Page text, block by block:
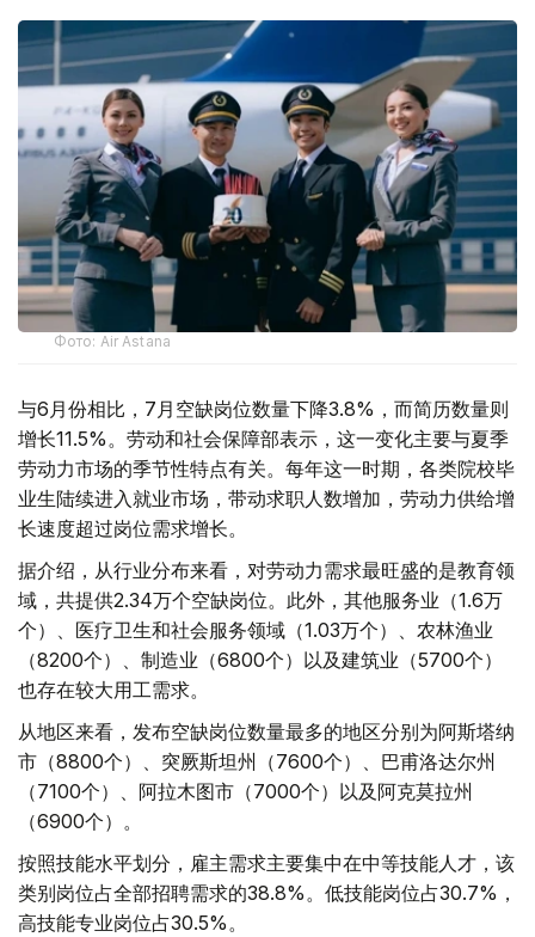
Фото: Air Astana
与6月份相比，7月空缺岗位数量下降3.8%，而简历数量则
增长11.5%。劳动和社会保障部表示，这一变化主要与夏季
劳动力市场的季节性特点有关。每年这一时期，各类院校毕
业生陆续进入就业市场，带动求职人数增加，劳动力供给增
长速度超过岗位需求增长。
据介绍，从行业分布来看，对劳动力需求最旺盛的是教育领
域，共提供2.34万个空缺岗位。此外，其他服务业（1.6万
个）、医疗卫生和社会服务领域（1.03万个）、农林渔业
（8200个）、制造业（6800个）以及建筑业（5700个）
也存在较大用工需求。
从地区来看，发布空缺岗位数量最多的地区分别为阿斯塔纳
市（8800个）、突厥斯坦州（7600个）、巴甫洛达尔州
（7100个）、阿拉木图市（7000个）以及阿克莫拉州
（6900个）。
按照技能水平划分，雇主需求主要集中在中等技能人才，该
类别岗位占全部招聘需求的38.8%。低技能岗位占30.7%，
高技能专业岗位占30.5%。